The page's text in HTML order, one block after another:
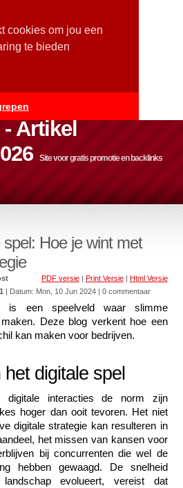
cookies om jou een
te bieden
Artikel
Site voor gratis promotie en backlinks
Hoe je wint met
PDF versie| Print Versie| Html Versie
| Datum: Mon, 10 Jun 2024 | 0 commentaar
is een speelveld waar slimme
Deze blog verkent hoe een
kan maken voor bedrijven.
digitale spel
digitale interacties de norm zijn
hoger dan ooit tevoren. Het niet
digitale strategie kan resulteren in
het missen van kansen voor
bij concurrenten die wel de
hebben gewaagd. De snelheid
evolueert, vereist dat